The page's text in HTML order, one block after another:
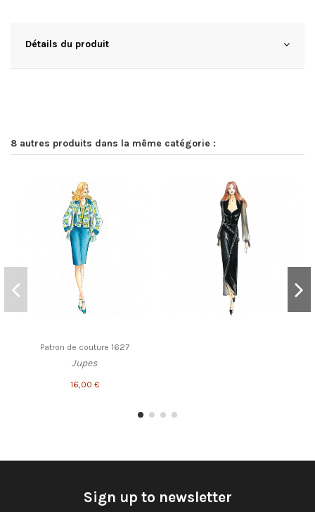
Détails du produit
8 autres produits dans la même catégorie :
Patron de couture 1627
Jupes
16,00 €
Sign up to newsletter